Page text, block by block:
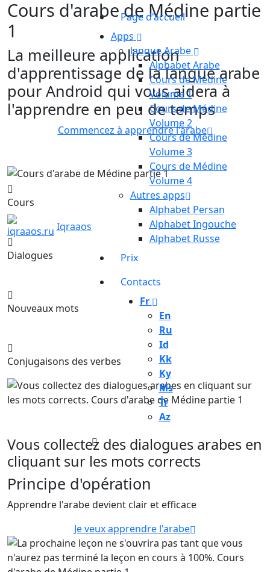
Iqraaos
Page d'accueil
Apps
langue Arabe
Alphabet Arabe
Cours de Médine
Volume 1
Cours de Médine
Volume 2
Cours de Médine
Volume 3
Cours de Médine
Volume 4
Autres apps
Alphabet Persan
Alphabet Ingouche
Alphabet Russe
Prix
Contacts
Fr
En
Ru
Id
Kk
Ky
Ms
Tr
Az
Cours d'arabe de Médine partie
1
La meilleure application
d'apprentissage de la langue arabe
pour Android qui vous aidera à
l'apprendre en peu de temps
Commencez à apprendre l'arabe
Cours
Dialogues
Nouveaux mots
Conjugaisons des verbes
Vous collectez des dialogues arabes en
cliquant sur les mots corrects
Principe d'opération
Apprendre l'arabe devient clair et efficace
Je veux apprendre l'arabe